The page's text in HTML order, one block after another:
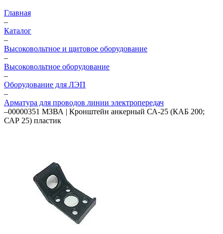
Главная
–
Каталог
–
Высоковольтное и щитовое оборудование
–
Высоковольтное оборудование
–
Оборудование для ЛЭП
–
Арматура для проводов линии электропередач
–00000351 МЗВА | Кронштейн анкерный СА-25 (КАБ 200;
САР 25) пластик